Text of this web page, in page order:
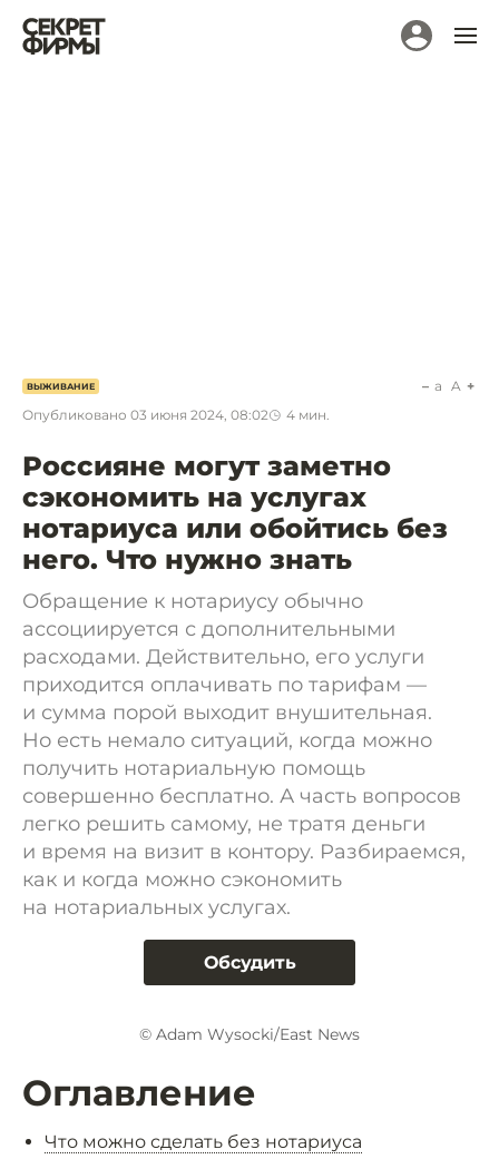
ВЫЖИВАНИЕ
Опубликовано 03 июня 2024, 08:02 4 мин.
a A
Россияне могут заметно
сэкономить на услугах
нотариуса или обойтись без
него. Что нужно знать
Обращение к нотариусу обычно
ассоциируется с дополнительными
расходами. Действительно, его услуги
приходится оплачивать по тарифам —
и сумма порой выходит внушительная.
Но есть немало ситуаций, когда можно
получить нотариальную помощь
совершенно бесплатно. А часть вопросов
легко решить самому, не тратя деньги
и время на визит в контору. Разбираемся,
как и когда можно сэкономить
на нотариальных услугах.
Обсудить
© Adam Wysocki/East News
Оглавление
Что можно сделать без нотариуса